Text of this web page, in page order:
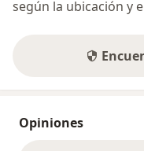
según la ubicación y
Opiniones